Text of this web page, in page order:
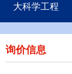
大科学工程
询价信息